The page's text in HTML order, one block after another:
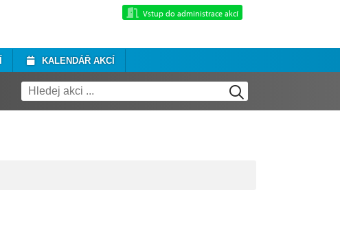
Vstup do administrace akcí
KALENDÁŘ AKCÍ